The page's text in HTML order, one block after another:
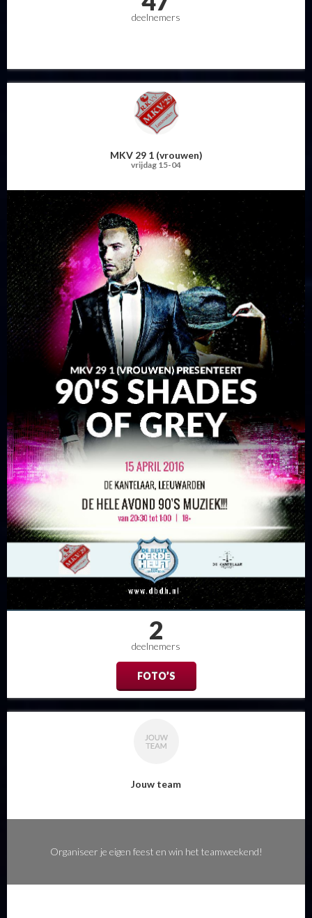
deelnemers
MKV 29 1 (vrouwen)
vrijdag 15-04
2
deelnemers
FOTO’S
Jouw team
Organiseer je eigen feest en win het teamweekend!